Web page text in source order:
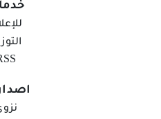
سمو السّيد بلعرب يُكرِّم